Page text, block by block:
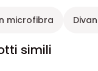
microfibra
simili